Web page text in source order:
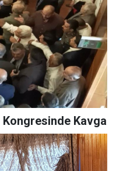
Kongresinde Kavga